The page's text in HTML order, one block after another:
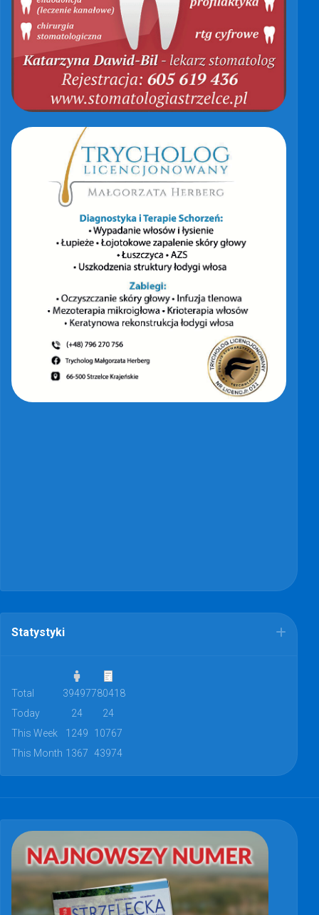
Statystyki
Total 39497780418
Today
24
24
This Week
1249
10767
This Month 1367 43974